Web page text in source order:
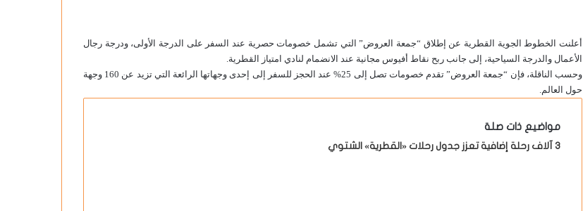
أعلنت الخطوط الجوية القطرية عن إطلاق “جمعة العروض” التي تشمل خصومات حصرية عند السفر على الدرجة الأولى، ودرجة رجال
الأعمال والدرجة السياحية، إلى جانب ربح نقاط أفيوس مجانية عند الانضمام لنادي امتياز القطرية.
وحسب الناقلة، فإن “جمعة العروض” تقدم خصومات تصل إلى 25% عند الحجز للسفر إلى إحدى وجهاتها الرائعة التي تزيد عن 160 وجهة
حول العالم.
مواضيع ذات صلة
3 آلاف رحلة إضافية تعزز جدول رحلات «القطرية» الشتوي